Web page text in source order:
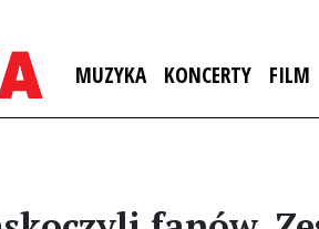
MUZYKA KONCERTY FILM